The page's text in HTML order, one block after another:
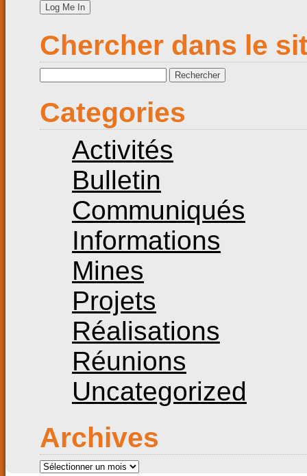
Chercher dans le
Categories
Activités
Bulletin
Communiqués
Informations
Mines
Projets
Réalisations
Réunions
Uncategorized
Archives
Archives